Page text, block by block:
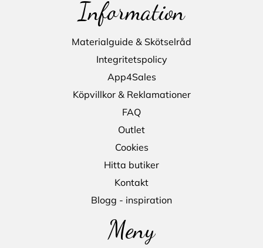
Information
Materialguide & Skötselråd
Integritetspolicy
App4Sales
Köpvillkor & Reklamationer
FAQ
Outlet
Cookies
Hitta butiker
Kontakt
Blogg - inspiration
Meny